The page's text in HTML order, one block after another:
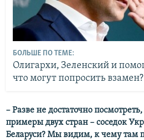
БОЛЬШЕ ПО ТЕМЕ:
Олигархи, Зеленский и
что могут попросить взамен?
– Разве не достаточно
примеры двух стран – соседок
Беларуси? Мы видим, к чему там